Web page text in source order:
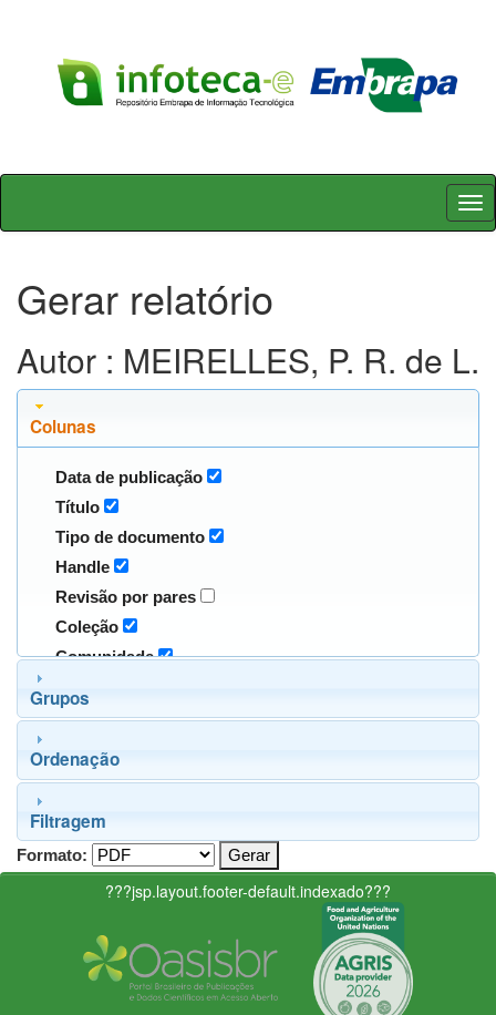
Skip
Gerar relatório
Autor : MEIRELLES, P. R. de L.
Colunas
Data de publicação
Título
Tipo de documento
Handle
Revisão por pares
Coleção
Comunidade
Grupos
Ordenação
Filtragem
Formato:
???jsp.layout.footer-default.indexado???